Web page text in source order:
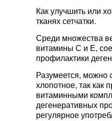
Как улучшить или
тканях сетчатки.
Среди множества
витамины С и Е,
профилактики
Разумеется, можно
хлопотное, так как
витаминными
дегенеративных
регулярное